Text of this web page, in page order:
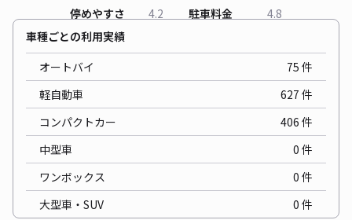
停めやすさ
4.2 駐車料金
4.8
車種ごとの利用実績
オートバイ
75 件
軽自動車
627 件
コンパクトカー
406 件
中型車
0 件
ワンボックス
0 件
大型車・SUV
0 件